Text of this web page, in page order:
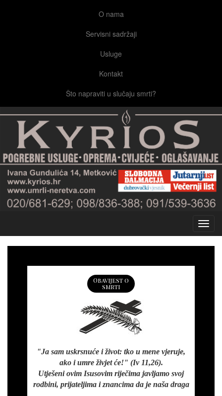
O nama
Servisni sadržaji
Usluge
Kontakt
Što napraviti u slučaju smrti?
Obavijest o
smrti
"Ja sam uskrsnuće i život: tko u mene vjeruje,
ako i umre živjet će!" (Iv 11,26).
Utješeni ovim Isusovim riječima javljamo svoj
rodbini, prijateljima i znancima da je naša draga